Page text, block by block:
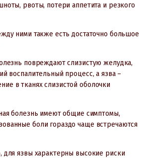
рвоты, потери аппетита и резкого
ними также есть достаточно большое
повреждают слизистую желудка,
воспалительный процесс, а язва –
в тканях слизистой оболочки
болезнь имеют общие симптомы,
боли гораздо чаще встречаются
для язвы характерны высокие риски